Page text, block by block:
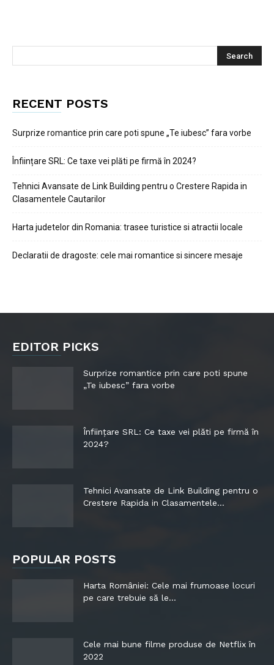
RECENT POSTS
Surprize romantice prin care poti spune „Te iubesc” fara vorbe
Înființare SRL: Ce taxe vei plăti pe firmă în 2024?
Tehnici Avansate de Link Building pentru o Crestere Rapida in
Clasamentele Cautarilor
Harta judetelor din Romania: trasee turistice si atractii locale
Declaratii de dragoste: cele mai romantice si sincere mesaje
EDITOR PICKS
Surprize romantice prin care poti spune
„Te iubesc” fara vorbe
Înființare SRL: Ce taxe vei plăti pe firmă în
2024?
Tehnici Avansate de Link Building pentru o
Crestere Rapida in Clasamentele...
POPULAR POSTS
Harta României: Cele mai frumoase locuri
pe care trebuie să le...
Cele mai bune filme produse de Netflix în
2022